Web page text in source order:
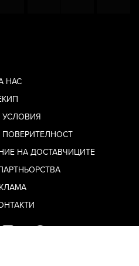
НАС
НА ДОСТАВЧИЦИТЕ